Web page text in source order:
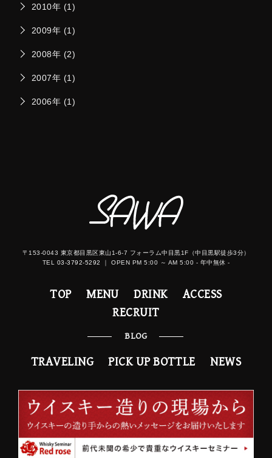
2010年 (1)
2009年 (1)
2008年 (2)
2007年 (1)
2006年 (1)
〒153-0043 東京都目黒区東山1-6-7 フォーラム中目黒1F（中目黒駅徒歩3分）
TEL 03-3792-5292 ｜ OPEN PM 5:00 ～ AM 5:00 - 年中無休 -
TOP MENU DRINK
ACCESS
RECRUIT
BLOG
TRAVELING PICK UP BOTTLE NEWS